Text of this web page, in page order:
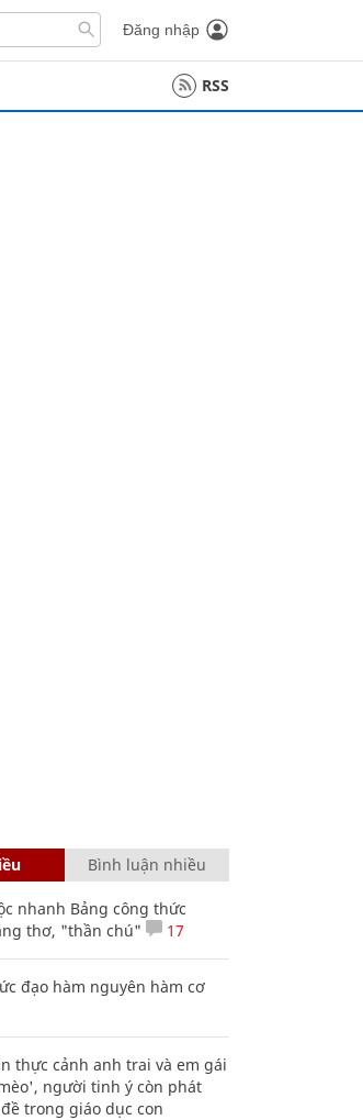
Đăng nhập
RSS
Bình luận nhiều
nhanh Bảng công thức
thơ, "thần chú"
17
đạo hàm nguyên hàm cơ
thực cảnh anh trai và em gái
người tinh ý còn phát
trong giáo dục con